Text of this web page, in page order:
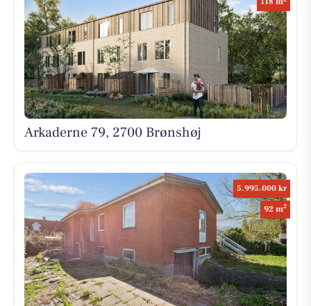
Arkaderne 79, 2700 Brønshøj
5.995.000 kr
92 m2